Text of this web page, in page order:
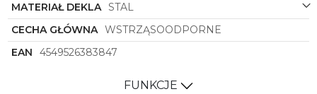
MATERIAŁ DEKLA STAL
CECHA GŁÓWNA WSTRZĄSOODPORNE
EAN
4549526383847
FUNKCJE